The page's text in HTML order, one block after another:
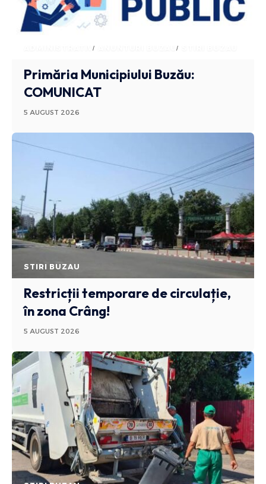
ADMINISTRATIV ANUNTURI BUZAU
Primăria Municipiului Buzău:
COMUNICAT
5 AUGUST 2026
STIRI BUZAU
Restricții temporare de circulație,
în zona Crâng!
5 AUGUST 2026